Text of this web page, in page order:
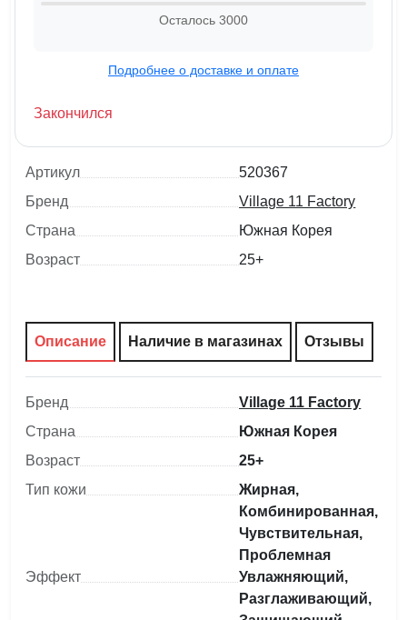
Осталось 3000
Подробнее о доставке и оплате
Закончился
Артикул
520367
Бренд
Village 11 Factory
Страна
Южная Корея
Возраст
25+
Описание Наличие в магазинах Отзывы
Бренд
Village 11 Factory
Страна
Южная Корея
Возраст
25+
Тип кожи
Жирная,
Комбинированная,
Чувствительная,
Проблемная
Эффект
Увлажняющий,
Разглаживающий,